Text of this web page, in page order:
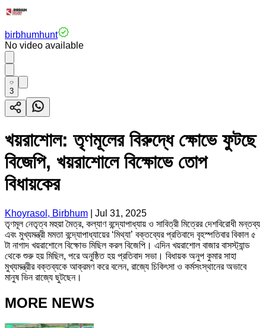
birbhumhunt
No video available
3
খয়রাশোল: তৃণমূলের বিরুদ্ধে ক্ষোভে ফুটছে
বিজেপি, খয়রাশোলে বিক্ষোভে তোপ
বিধায়কের
Khoyrasol, Birbhum
Jul 31, 2025
তৃণমূল নেতৃত্ব মহুয়া মৈত্র, কল্যাণ বন্দ্যোপাধ্যায় ও সাবিত্রী মিত্রের দেশবিরোধী মন্তব্য
এবং মুখ্যমন্ত্রী মমতা বন্দ্যোপাধ্যায়ের ‘মিথ্যা’ বক্তব্যের প্রতিবাদে বৃহস্পতিবার বিকাল ৫
টা নাগাদ খয়রাশোলে বিক্ষোভ মিছিল করল বিজেপি। এদিন খয়রাশোল বাজার বাসস্ট্যান্ড
থেকে শুরু হয় মিছিল, পরে অনুষ্ঠিত হয় প্রতিবাদ সভা। বিধায়ক অনুপ কুমার সাহা
মুখ্যমন্ত্রীর বক্তব্যকে আক্রমণ করে বলেন, রাজ্যে চিকিৎসা ও কর্মসংস্থানের অভাবে
মানুষ ভিন রাজ্যে ছুটছেন।
MORE NEWS